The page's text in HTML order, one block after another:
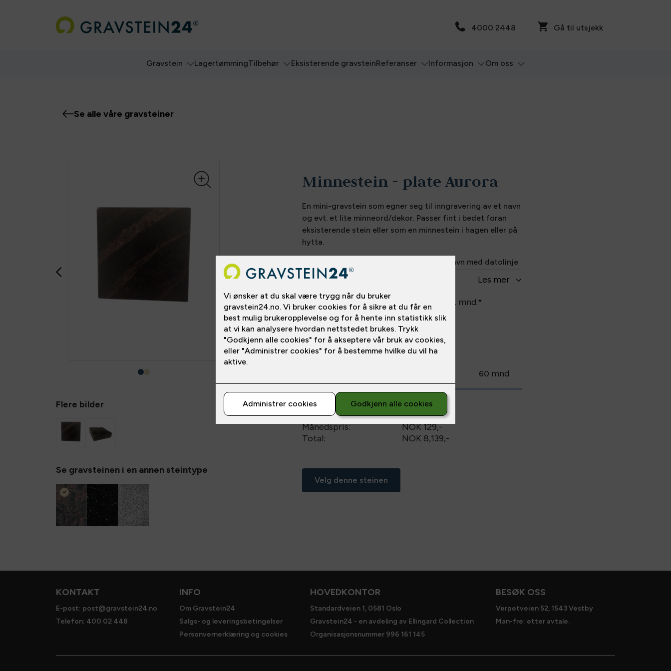
4000 2448 Gå til utsjekk
Gravstein LagertømmingTilbehør Eksisterende gravsteinReferanser Informasjon Om oss
Se alle våre gravsteiner
Flere bilder
Se gravsteinen i en annen steintype
Minnestein - plate Aurora
En mini-gravstein som egner seg til inngravering av et navn
og evt. et lite minneord/dekor. Passer fint i bedet foran
eksisterende stein eller som en minnestein i hagen eller på
hytta.
Inkludert i prisen er inngravering av ett navn med datolinje
inngravert i lakk.
Ved bestilling av minnestein sendes den hjem i posten til
deg. Utgifter i forbindelse med sending kommer i tillegg.
Spesifikasjoner
Størrelse:
H15 x B15
Steinsort : hallandia
Les mer
Pris fraNOK 3,500 / NOK 363 pr. mnd.*
*Prisen gjelder betaling over 12mnd.
Delbetaling
60 mnd
Etableringsgebyr: NOK 399,-
Månedspris:
NOK 129,-
Total:
NOK 8,139,-
Velg denne steinen
KONTAKT
E-post: post@gravstein24.no
Telefon: 400 02 448
INFO
Om Gravstein24
Salgs- og leveringsbetingelser
Personvernerklæring og cookies
HOVEDKONTOR
Standardveien 1, 0581 Oslo
Gravstein24 - en avdeling av Ellingard Collection
Organisasjonsnummer 996 161 145
BESØK OSS
Verpetveien 52, 1543 Vestby
Man-fre: etter avtale.